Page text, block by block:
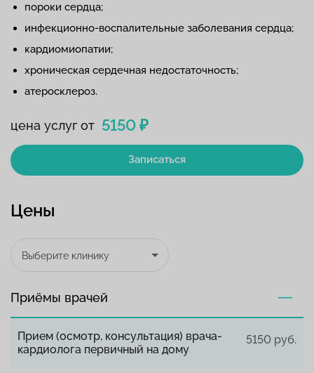
цена услуг от 5150 ₽
Записаться
пороки сердца;
инфекционно-воспалительные заболевания сердца;
кардиомиопатии;
хроническая сердечная недостаточность;
атеросклероз.
Цены
Выберите клинику
Приёмы врачей
Прием (осмотр, консультация) врача-
кардиолога первичный на дому
5150 руб.